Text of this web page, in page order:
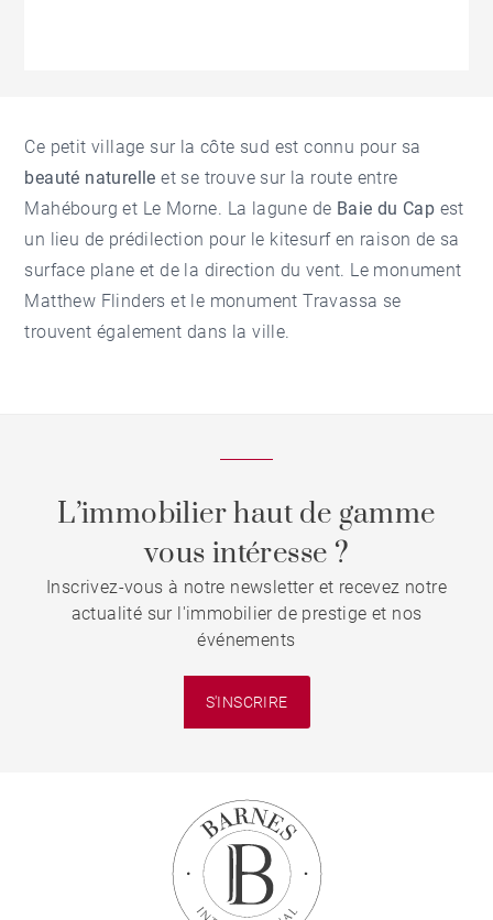
Ce petit village sur la côte sud est connu pour sa
beauté naturelleet se trouve sur la route entre
Mahébourg et Le Morne. La lagune de Baie du Cap est
un lieu de prédilection pour le kitesurf en raison de sa
surface plane et de la direction du vent. Le monument
Matthew Flinders et le monument Travassa se
trouvent également dans la ville.
L’immobilier haut de gamme
vous intéresse ?
Inscrivez-vous à notre newsletter et recevez notre
actualité sur l'immobilier de prestige et nos
événements
S'INSCRIRE